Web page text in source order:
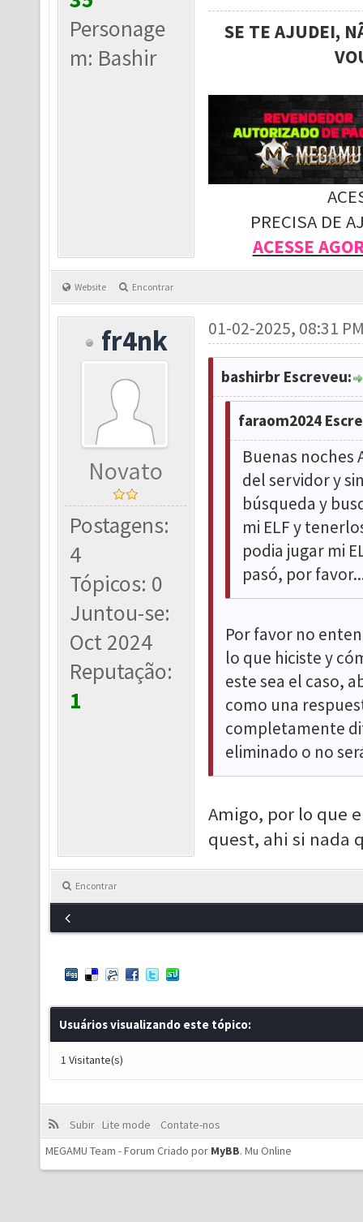
Personage
m: Bashir
SE TE AJUDEI,
PRECISA DE
ACESSE
Website Encontrar
fr4nk
Novato
Postagens:
4
Tópicos: 0
Juntou-se:
Oct 2024
Reputação:
1
01-02-2025, 08:31
bashirbr Escreveu:
faraom2024
Buenas noches
del servidor y
búsqueda y
mi ELF y
podia jugar mi
pasó, por
Por favor no
lo que hiciste y
este sea el caso,
como una
completamente
eliminado o no
Amigo, por lo que
quest, ahi si nada
Encontrar
Usuários visualizando este tópico:
1 Visitante(s)
Subir Lite mode
Contate-nos
MEGAMU Team - Forum Criado por MyBB. Mu Online